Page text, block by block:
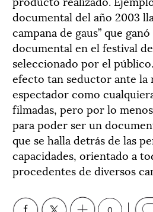
documental del año 2003
campana de gaus” que
documental en el festival
seleccionado por el
efecto tan seductor ante la
espectador como
filmadas, pero por lo
para poder ser un
que se halla detrás de las
capacidades, orientado a
procedentes de diversos